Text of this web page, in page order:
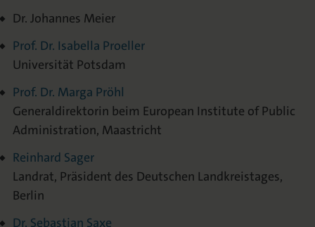
Dr. Johannes Meier
Prof. Dr. Isabella Proeller
Universität Potsdam
Prof. Dr. Marga Pröhl
Generaldirektorin beim European Institute of Public
Administration, Maastricht
Reinhard Sager
Landrat, Präsident des Deutschen Landkreistages,
Berlin
Dr. Sebastian Saxe